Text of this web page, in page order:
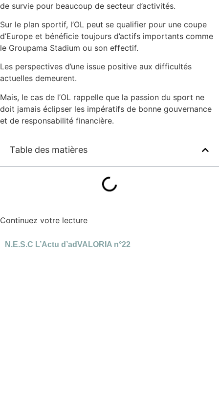
de survie pour beaucoup de secteur d’activités.
Sur le plan sportif, l’OL peut se qualifier pour une coupe
d’Europe et bénéficie toujours d’actifs importants comme
le Groupama Stadium ou son effectif.
Les perspectives d’une issue positive aux difficultés
actuelles demeurent.
Mais, le cas de l’OL rappelle que la passion du sport ne
doit jamais éclipser les impératifs de bonne gouvernance
et de responsabilité financière.
Table des matières
Continuez votre lecture
N.E.S.C L’Actu d’adVALORIA n°22